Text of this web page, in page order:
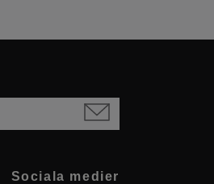
Sociala medier